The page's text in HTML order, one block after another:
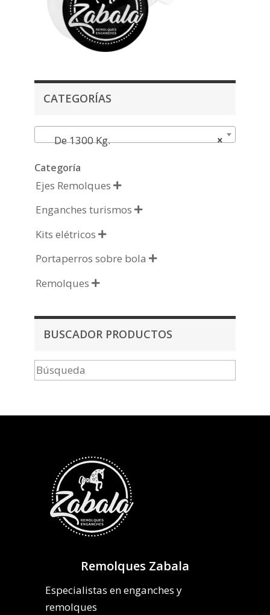
CATEGORÍAS
×
De 1300 Kg.
Categoría
Ejes Remolques 
Enganches turismos 
Kits elétricos 
Portaperros sobre bola 
Remolques 
BUSCADOR PRODUCTOS
Remolques Zabala
Especialistas en enganches y
remolques